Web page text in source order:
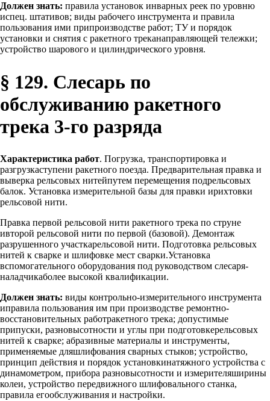
Должен знать: правила установок инварных реек по уровню
испец. штативов; виды рабочего инструмента и правила
пользования ими припроизводстве работ; ТУ и порядок
установки и снятия с ракетного треканаправляющей тележки;
устройство шарового и цилиндрического уровня.
§ 129. Слесарь по
обслуживанию ракетного
трека 3-го разряда
Характеристика работ. Погрузка, транспортировка и
разгрузкаступени ракетного поезда. Предварительная правка и
выверка рельсовых нитейпутем перемещения подрельсовых
балок. Установка измерительной базы для правки ирихтовки
рельсовой нити.
Правка первой рельсовой нити ракетного трека по струне
ивторой рельсовой нити по первой (базовой). Демонтаж
разрушенного участкарельсовой нити. Подготовка рельсовых
нитей к сварке и шлифовке мест сварки.Установка
вспомогательного оборудования под руководством слесаря-
наладчикаболее высокой квалификации.
Должен знать: виды контрольно-измерительного инструмента
иправила пользования им при производстве ремонтно-
восстановительных работракетного трека; допустимые
припуски, разновысотности и углы при подготовкерельсовых
нитей к сварке; абразивные материалы и инструменты,
применяемые дляшлифования сварных стыков; устройство,
принцип действия и порядок установкинатяжного устройства с
динамометром, прибора разновысотности и измерителяширины
колеи, устройство передвижного шлифовального станка,
правила егообслуживания и настройки.